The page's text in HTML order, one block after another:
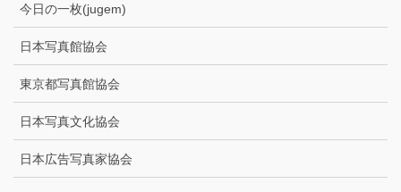
今日の一枚(jugem)
日本写真館協会
東京都写真館協会
日本写真文化協会
日本広告写真家協会